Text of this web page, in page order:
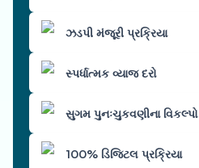
ઝડપી મંજૂરી પ્રક્રિયા
સ્પર્ધાત્મક વ્યાજ દરો
સુગમ પુનઃચુકવણીના વિકલ્પો
100% ડિજિટલ પ્રક્રિયા